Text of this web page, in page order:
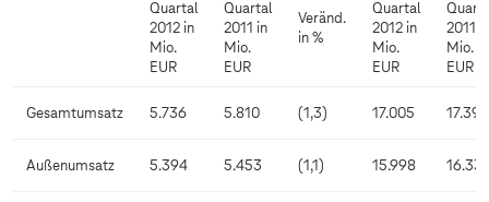
Quartal
2012 in
Mio.
EUR
Quartal
2011 in
Mio.
EUR
Veränd.
in %
Quartal
2012 in
Mio.
EUR
2011 in
Mio.
EUR
Gesamtumsatz 5.736 5.810 (1,3) 17.005 17.396
Außenumsatz 5.394 5.453 (1,1) 15.998